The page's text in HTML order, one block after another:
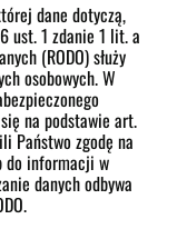
dane dotyczą,
ust. 1 zdanie 1 lit. a
(RODO) służy
osobowych. W
na podstawie art.
Państwo zgodę na
do informacji w
danych odbywa